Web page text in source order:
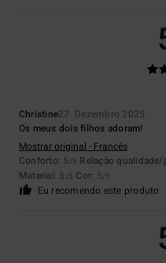
Christine27. Dezembro 2025
Os meus dois filhos adoram!
Mostrar original - Francês
Conforto: 5 /5 Relação qualidade/
Material: 5 /5 Cor: 5/5
Eu recomendo este produto